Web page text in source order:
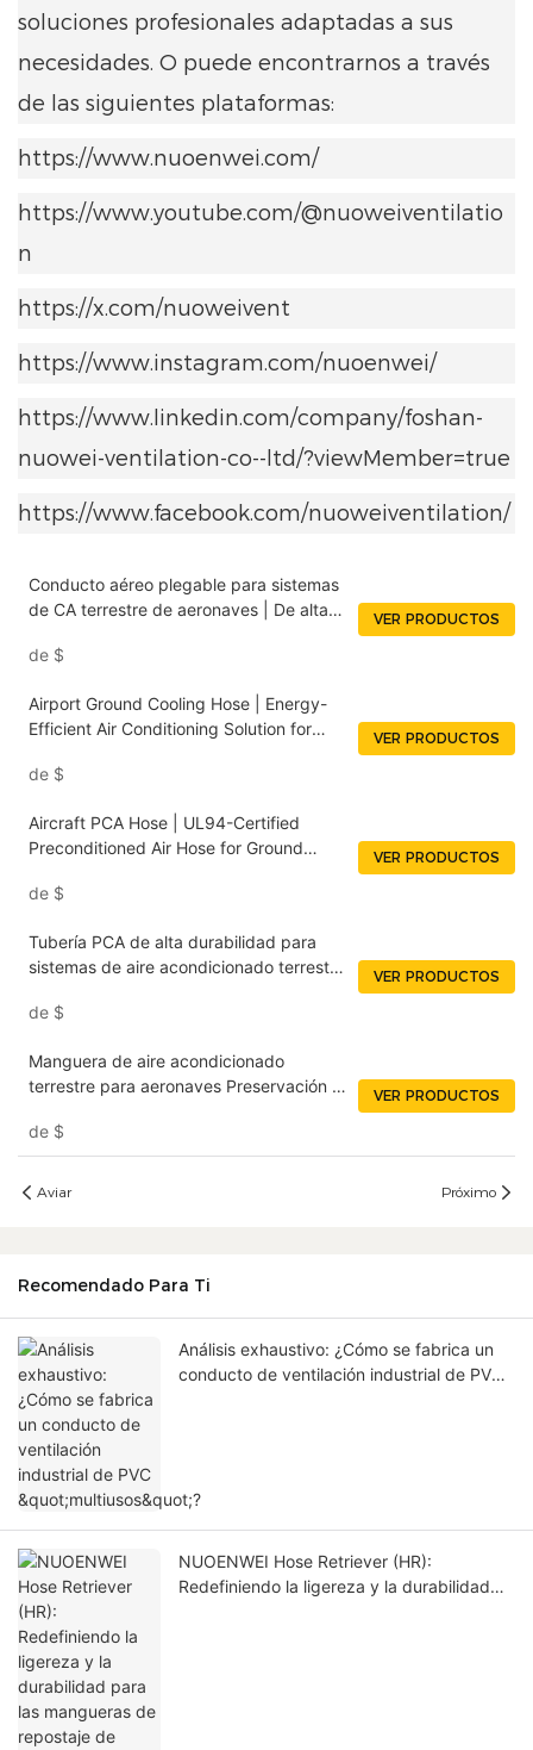
soluciones profesionales adaptadas a sus
necesidades. O puede encontrarnos a través
de las siguientes plataformas:
https://www.nuoenwei.com/
https://www.youtube.com/@nuoweiventilatio
n
https://x.com/nuoweivent
https://www.instagram.com/nuoenwei/
https://www.linkedin.com/company/foshan-
nuowei-ventilation-co--ltd/?viewMember=true
https://www.facebook.com/nuoweiventilation/
Conducto aéreo plegable para sistemas
de CA terrestre de aeronaves | De alta
de $
VER PRODUCTOS
Airport Ground Cooling Hose | Energy-
Efficient Air Conditioning Solution for
de $
VER PRODUCTOS
Aircraft PCA Hose | UL94-Certified
Preconditioned Air Hose for Ground
Systems NUOENWEI
de $
VER PRODUCTOS
Tubería PCA de alta durabilidad para
sistemas de aire acondicionado terrestre
de $
VER PRODUCTOS
Manguera de aire acondicionado
terrestre para aeronaves Preservación o
militares o comerciales NUOENWEI
de $
VER PRODUCTOS
Aviar Próximo
Recomendado Para Ti
Análisis exhaustivo: ¿Cómo se fabrica un
conducto de ventilación industrial de PVC
NUOENWEI Hose Retriever (HR):
Redefiniendo la ligereza y la durabilidad